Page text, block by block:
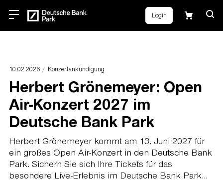
Login
10.02.2026 Konzertankündigung
Herbert Grönemeyer: Open
Air-Konzert 2027 im
Deutsche Bank Park
Herbert Grönemeyer kommt am 13. Juni 2027 für
ein großes Open Air-Konzert in den Deutsche Bank
Park. Sichern Sie sich Ihre Tickets für das
besondere Live-Erlebnis im Deutsche Bank Park...